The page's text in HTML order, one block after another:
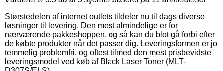
Størstedelen af internet outlets tildeler nu til dags diverse
løsninger til levering. Den mest almindelige er for
nærværende pakkeshoppen, og så kan du blot gå forbi efter
de købte produkter når det passer dig. Leveringsformen er jo
temmelig problemfri, og oftest tilmed den mest prisbevidste
leveringsmodel ved køb af Black Laser Toner (MLT-